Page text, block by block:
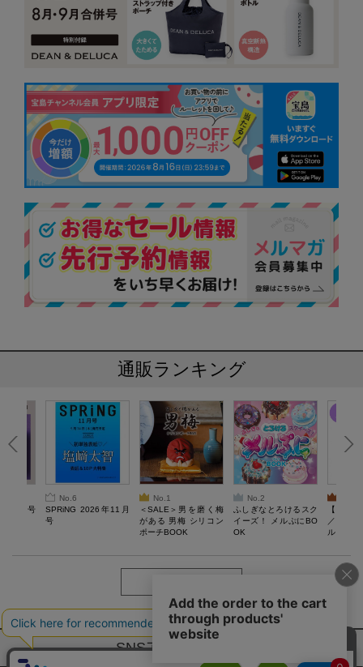
通販ランキング
10月号
No.6
SPRiNG 2026年11月
号
No.1
＜SALE＞男を磨く梅
がある 男梅 シリコン
ポーチBOOK
No.2
ふしぎなとろけるスク
イーズ！ メルぷにBO
OK
【
／Lサ
ル）【
労回復ウ
ーネッ
ツ
SNSアカウントー覧